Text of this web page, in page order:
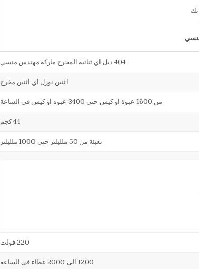
404 دبل اي ثنائية المخرج ماركة مهندس منسي
اثنين نوزل اي اثنين مخرج
من 1600 عبوة او كيس حتي 3400 عبوه او كيس في الساعة
44 كجم
تعبئة من 50 ملليلتر حتي 1000 ملليلتر
220 فولت
1200 الى 2000 غطاء فى الساعة